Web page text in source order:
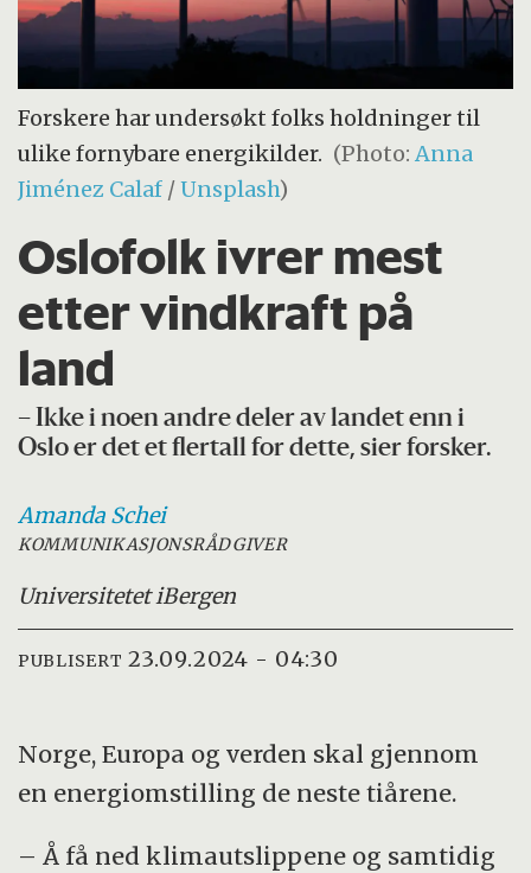
Forskere har undersøkt folks holdninger til
ulike fornybare energikilder. (Photo:Anna
Jiménez Calaf /Unsplash)
Oslofolk ivrer mest
etter vindkraft på
land
– Ikke i noen andre deler av landet enn i
Oslo er det et flertall for dette, sier forsker.
Amanda Schei
KOMMUNIKASJONSRÅDGIVER
Universitetet iBergen
PUBLISERT 23.09.2024 - 04:30
Norge, Europa og verden skal gjennom
en energiomstilling de neste tiårene.
– Å få ned klimautslippene og samtidig